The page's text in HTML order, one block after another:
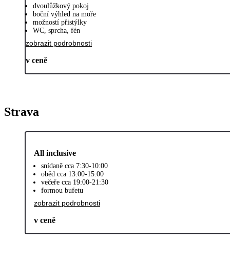
dvoulůžkový pokoj
boční výhled na moře
možností přistýlky
WC, sprcha, fén
zobrazit podrobnosti
v ceně
Strava
All inclusive
snídaně cca 7:30-10:00
oběd cca 13:00-15:00
večeře cca 19:00-21:30
formou bufetu
zobrazit podrobnosti
v ceně